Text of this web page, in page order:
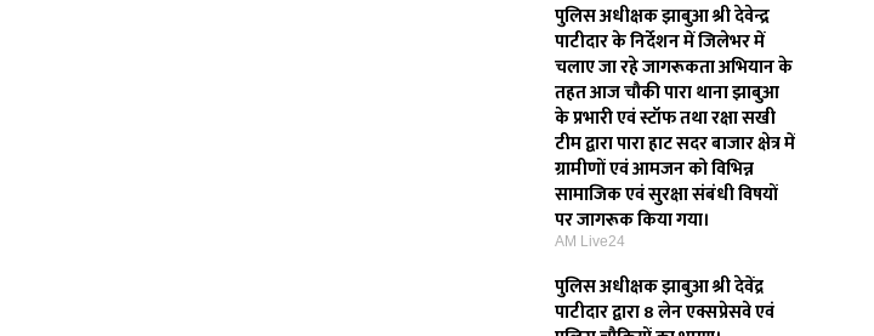
पुलिस अधीक्षक झाबुआ श्री देवेन्द्र
पाटीदार के निर्देशन में जिलेभर में
चलाए जा रहे जागरूकता अभियान के
तहत आज चौकी पारा थाना झाबुआ
के प्रभारी एवं स्टॉफ तथा रक्षा सखी
टीम द्वारा पारा हाट सदर बाजार क्षेत्र में
ग्रामीणों एवं आमजन को विभिन्न
सामाजिक एवं सुरक्षा संबंधी विषयों
पर जागरूक किया गया।
AM Live24
पुलिस अधीक्षक झाबुआ श्री देवेंद्र
पाटीदार द्वारा 8 लेन एक्सप्रेसवे एवं